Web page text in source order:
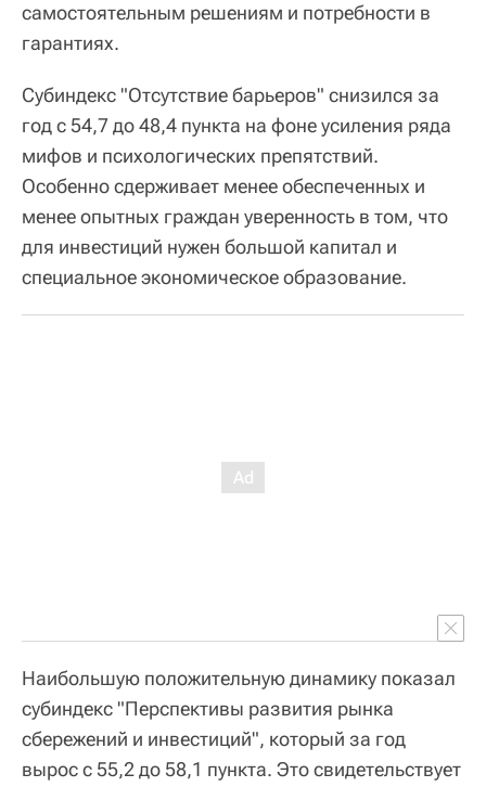
самостоятельным решениям и потребности в
гарантиях.
Субиндекс "Отсутствие барьеров" снизился за
год с 54,7 до 48,4 пункта на фоне усиления ряда
мифов и психологических препятствий.
Особенно сдерживает менее обеспеченных и
менее опытных граждан уверенность в том, что
для инвестиций нужен большой капитал и
специальное экономическое образование.
Наибольшую положительную динамику показал
субиндекс "Перспективы развития рынка
сбережений и инвестиций", который за год
вырос с 55,2 до 58,1 пункта. Это свидетельствует